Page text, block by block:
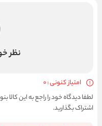
نظر
امتیاز کنونی : 0
لطفا دیدگاه خود را راجع به این کالا
اشتراک بگذارید.